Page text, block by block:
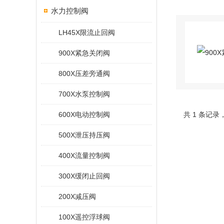
水力控制阀
LH45X限流止回阀
900X紧急关闭阀
800X压差旁通阀
700X水泵控制阀
600X电动控制阀
500X泄压持压阀
400X流量控制阀
300X缓闭止回阀
200X减压阀
100X遥控浮球阀
共 1 条记录